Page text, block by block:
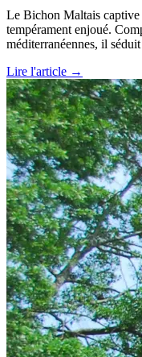
Le Bichon Maltais captive
tempérament enjoué.
méditerranéennes, il
Lire l'article →